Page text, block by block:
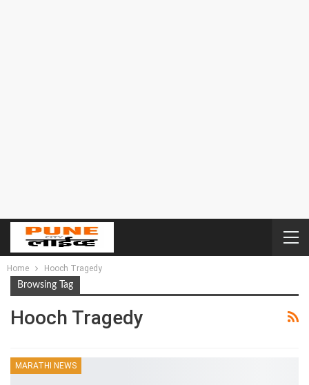
Home
Hooch Tragedy
Browsing Tag
Hooch Tragedy
MARATHI NEWS